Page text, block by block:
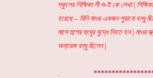
স্কুলের শিক্ষিকা লী শু-ই কে লেখা |
হয়েছে – যিনি মাওর একজন পুরানো বন্ধু
মাসে হুপের হুংঘুর যুদ্ধে নিহত হন | মাওর
অন্তরঙ্গ বন্ধু ছিলেন |
.